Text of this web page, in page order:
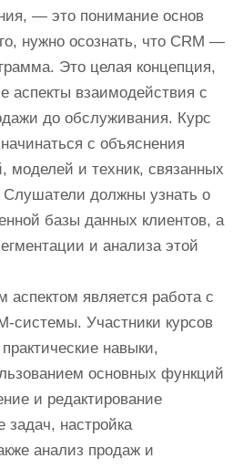
— это понимание основ
нужно осознать, что CRM —
Это целая концепция,
аспекты взаимодействия с
до обслуживания. Курс
с объяснения
моделей и техник, связанных
должны узнать о
базы данных клиентов, а
и анализа этой
является работа с
системы. Участники курсов
навыки,
основных функций
и редактирование
задач, настройка
анализ продаж и